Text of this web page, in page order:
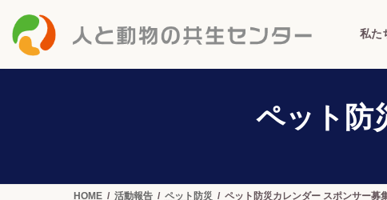
私た
ペット防
HOME 活動報告 ペット防災 ペット防災カレンダー スポンサー募